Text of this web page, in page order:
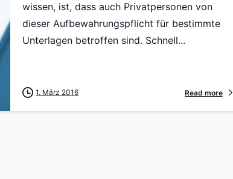
wissen, ist, dass auch Privatpersonen von
dieser Aufbewahrungspflicht für bestimmte
Unterlagen betroffen sind. Schnell...
1. März 2016 Read more